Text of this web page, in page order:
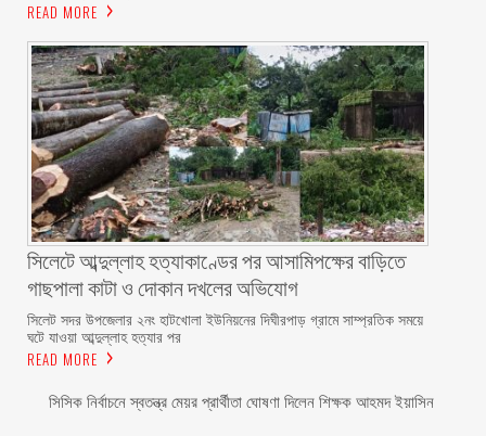
READ MORE
সিলেটে আব্দুল্লাহ হত্যাকাণ্ডের পর আসামিপক্ষের বাড়িতে
গাছপালা কাটা ও দোকান দখলের অভিযোগ
সিলেট সদর উপজেলার ২নং হাটখোলা ইউনিয়নের দিঘীরপাড় গ্রামে সাম্প্রতিক সময়ে
ঘটে যাওয়া আব্দুল্লাহ হত্যার পর
READ MORE
সিসিক নির্বাচনে স্বতন্ত্র মেয়র প্রার্থীতা ঘোষণা দিলেন শিক্ষক আহমদ ইয়াসিন